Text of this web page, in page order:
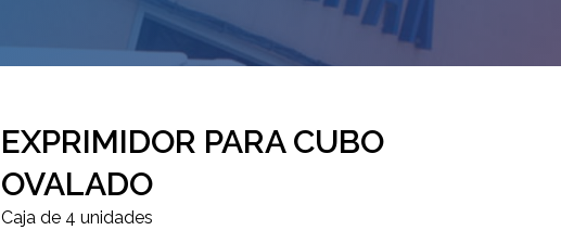
EXPRIMIDOR PARA CUBO
OVALADO
Caja de 4 unidades